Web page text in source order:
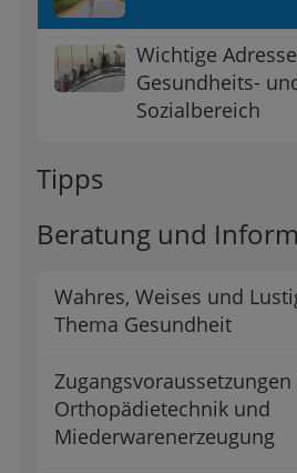
Wichtige
Gesundheits-
Sozialbereich
Tipps
Beratung und
Wahres, Weises und
Thema Gesundheit
Orthopädietechnik und
Miederwarenerzeugung